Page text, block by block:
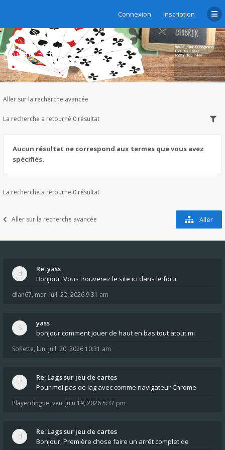
Connexion Inscription
Sujets actifs
Aller sur la recherche avancée
La recherche a retourné 0 résultat
Aucun résultat ne correspond aux termes que vous avez
spécifiés.
La recherche a retourné 0 résultat
Aller sur la recherche avancée Aller
Re: yass
Bonjour, Vous trouverez le site ici dans le foru
dlan67, mer. juil. 22, 2026 9:31 am
yass
bonjour comment jouer de haut en bas tout atout mi
Soflette, lun. juil. 20, 2026 10:31 am
Re: Lags sur jeu de cartes
Pour moi pas de lag avec comme navigateur Chrome
Playerdingue, ven. juin 19, 2026 5:37 pm
Re: Lags sur jeu de cartes
Bonjour, Première chose faire un arrêt complet de